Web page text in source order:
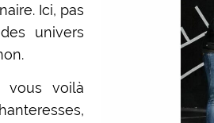
Ici, pas
univers
voilà